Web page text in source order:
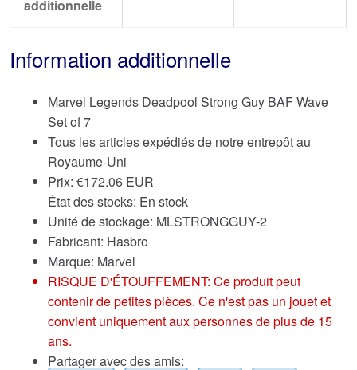
additionnelle
Information additionnelle
Marvel Legends Deadpool Strong Guy BAF Wave
Set of 7
Tous les articles expédiés de notre entrepôt au
Royaume-Uni
Prix: €172.06 EUR
État des stocks: En stock
Unité de stockage: MLSTRONGGUY-2
Fabricant: Hasbro
Marque: Marvel
RISQUE D'ÉTOUFFEMENT: Ce produit peut
contenir de petites pièces. Ce n'est pas un jouet et
convient uniquement aux personnes de plus de 15
ans.
Partager avec des amis: